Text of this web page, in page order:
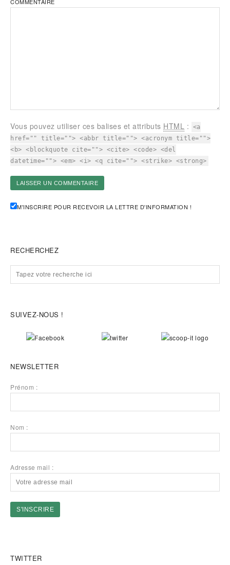
Vous pouvez utiliser ces balises et attributs HTML :
<a
href="" title=""> <abbr title=""> <acronym title="">
<b> <blockquote cite=""> <cite> <code> <del
datetime=""> <em> <i> <q cite=""> <strike> <strong>
M'INSCRIRE POUR RECEVOIR LA LETTRE D'INFORMATION !
RECHERCHEZ
SUIVEZ-NOUS !
NEWSLETTER
Prénom :
Nom :
Adresse mail :
TWITTER